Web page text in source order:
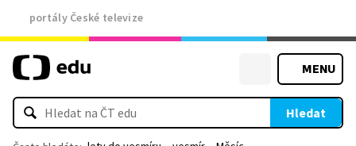
portály České televize
MENU
Hledat